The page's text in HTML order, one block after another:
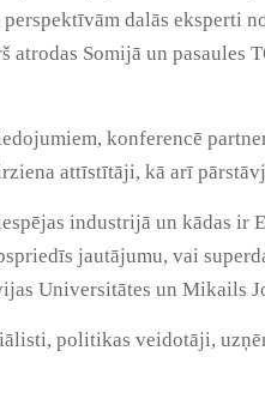
dalās eksperti
Somijā un pasaules
konferencē
attīstītāji, kā arī
industrijā un kādas ir
jautājumu, vai
Universitātes un Mikails
politikas veidotāji,